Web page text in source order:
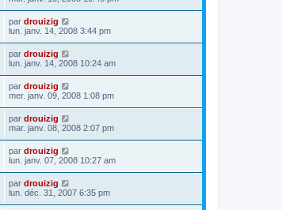
par drouizig
lun. janv. 14, 2008 3:44 pm
par drouizig
lun. janv. 14, 2008 10:24 am
par drouizig
mer. janv. 09, 2008 1:08 pm
par drouizig
mar. janv. 08, 2008 2:07 pm
par drouizig
lun. janv. 07, 2008 10:27 am
par drouizig
lun. déc. 31, 2007 6:35 pm